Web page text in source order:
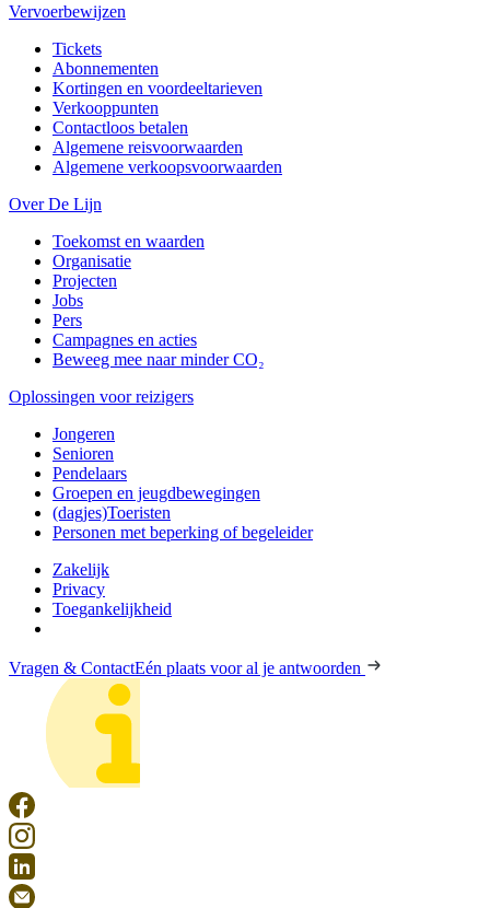
Vervoerbewijzen
Tickets
Abonnementen
Kortingen en voordeeltarieven
Verkooppunten
Contactloos betalen
Algemene reisvoorwaarden
Algemene verkoopsvoorwaarden
Over De Lijn
Toekomst en waarden
Organisatie
Projecten
Jobs
Pers
Campagnes en acties
Beweeg mee naar minder CO₂
Oplossingen voor reizigers
Jongeren
Senioren
Pendelaars
Groepen en jeugdbewegingen
(dagjes)Toeristen
Personen met beperking of begeleider
Zakelijk
Privacy
Toegankelijkheid
Vragen & ContactEén plaats voor al je antwoorden